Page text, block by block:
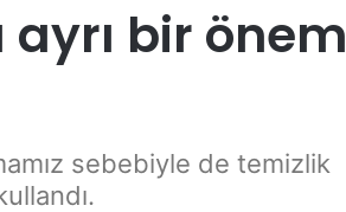
ayrı bir önem
sebebiyle de temizlik